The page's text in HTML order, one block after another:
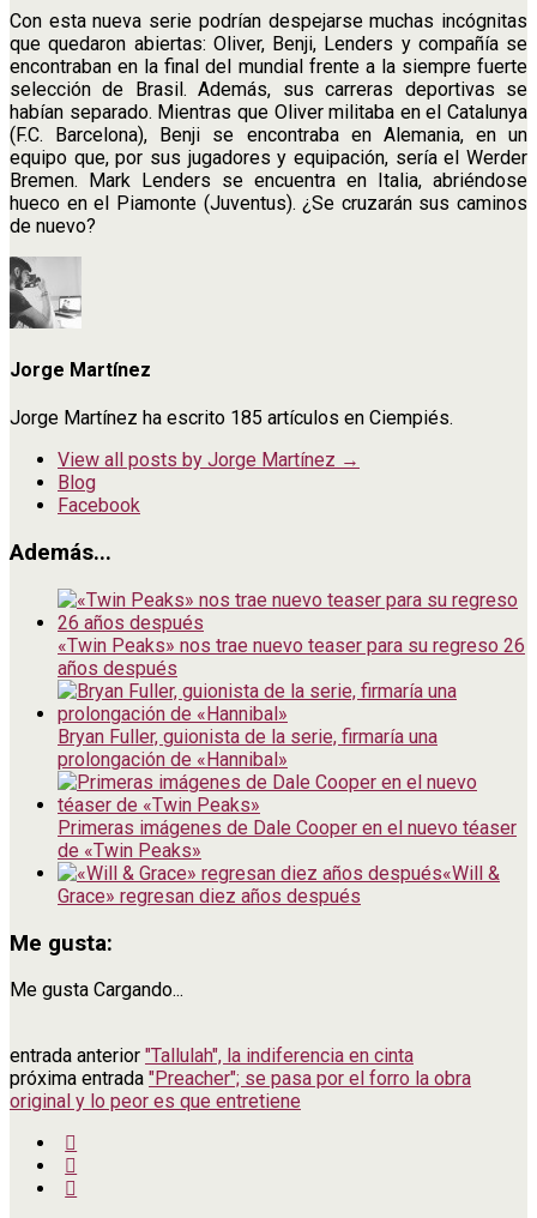
Con esta nueva serie podrían despejarse muchas incógnitas
que quedaron abiertas: Oliver, Benji, Lenders y compañía se
encontraban en la final del mundial frente a la siempre fuerte
selección de Brasil. Además, sus carreras deportivas se
habían separado. Mientras que Oliver militaba en el Catalunya
(F.C. Barcelona), Benji se encontraba en Alemania, en un
equipo que, por sus jugadores y equipación, sería el Werder
Bremen. Mark Lenders se encuentra en Italia, abriéndose
hueco en el Piamonte (Juventus). ¿Se cruzarán sus caminos
de nuevo?
Jorge Martínez
Jorge Martínez ha escrito 185 artículos en Ciempiés.
View all posts by Jorge Martínez →
Blog
Facebook
Además...
«Twin Peaks» nos trae nuevo teaser para su regreso 26
años después
Bryan Fuller, guionista de la serie, firmaría una
prolongación de «Hannibal»
Primeras imágenes de Dale Cooper en el nuevo téaser
de «Twin Peaks»
«Will &
Grace» regresan diez años después
Me gusta:
Me gusta Cargando...
entrada anterior "Tallulah", la indiferencia en cinta
próxima entrada "Preacher"; se pasa por el forro la obra
original y lo peor es que entretiene